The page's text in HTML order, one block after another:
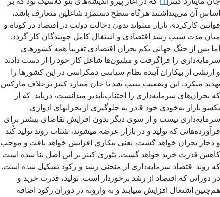
اساس آن می‌پنداشتند هرگاه سطح دستمزد شاغلین متعارف باشد،
قوانین کارکردی بازار میتواند بدون دخالت دولت در اقتصاد در کوتاه و
میان مدت سبب رشد اقتصادی و اشتغال کامل جویندگان کار گردد.
اما پس از جنگ جهانی یکم بحران اقتصادی تقریبأ همه کشورهای
سرمایه‌داری را فراگرفت و میلیون‌ها شاغل کار خود را از دست دادند
و ارتشی از بیکاران آینده نظام سیاسی دمکراسی در این کشورها را
تهدید میکرد. این وضعیت سبب شد تا جان مینارد کینز برخلاف مارکس
که بحران‌های سرمایه‌داری را اجتناب‌ناپذیر میدانست، دریابد که از
یکسو بازار به‌خودی خود قادر به جلوگیری از بحرانهای ادواری
سرمایه‌داری نیست و از سوی دیگر بدون افزایش تقاضای بیشتر برای
فرآورده‌هائی که تولید و در بازار عرضه میشوند، شتاب روند تولید کُند
و دچار بحران خواهد گشت، یعنی بیکاری افزایش خواهد یافت و موجب
کاهش قدرت خرید خواهد گشت. تئوری کینز بر این اصل بنا شده است
که روند اقتصاد سرمایه‌داری از منحنی رشد و رکود تشکیل شده است.
در دورانی که اقتصاد از رشد برخوردار است، تولید، قدرت خرید و
هم‌چنین اشتغال افزایش مییابند و به وارونه در دوران رکود اضافه